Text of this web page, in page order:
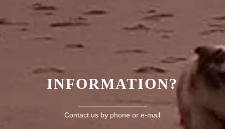
INFORMATION?
Contact us by phone or e-mail